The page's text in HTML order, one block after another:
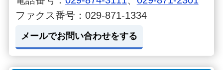
ファクス番号：029-871-1334
メールでお問い合わせをする